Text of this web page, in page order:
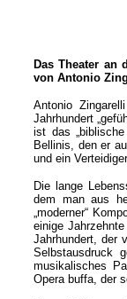
Das Theater an
von Antonio
Antonio
Jahrhundert
ist das
Bellinis, den er
und ein
Die lange
dem man aus
„moderner“
einige
Jahrhundert, der
Selbstausdruck
musikalisches
Opera buffa, der